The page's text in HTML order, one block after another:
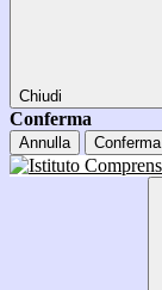
Chiudi
Conferma
Annulla Conferma